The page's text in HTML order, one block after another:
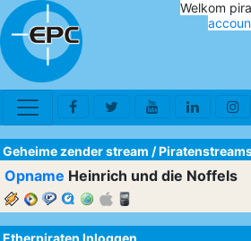
Welkom
Geheime zender stream /
Opname Heinrich und die Noffels
Etherpiraten Inloggen